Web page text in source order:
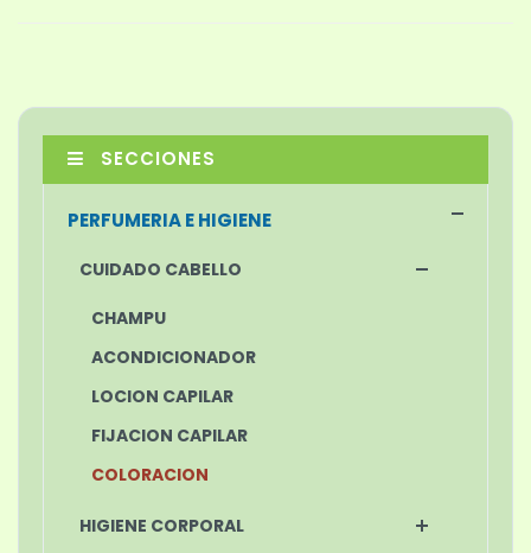
SECCIONES
PERFUMERIA E HIGIENE
CUIDADO CABELLO
CHAMPU
ACONDICIONADOR
LOCION CAPILAR
FIJACION CAPILAR
COLORACION
HIGIENE CORPORAL